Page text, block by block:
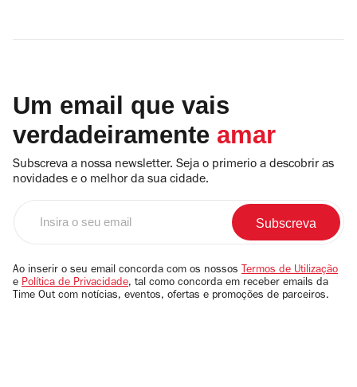
Um email que vais
verdadeiramente amar
Subscreva a nossa newsletter. Seja o primerio a descobrir as
novidades e o melhor da sua cidade.
email
Ao inserir o seu email concorda com os nossos Termos de Utilização
e Política de Privacidade, tal como concorda em receber emails da
Time Out com notícias, eventos, ofertas e promoções de parceiros.